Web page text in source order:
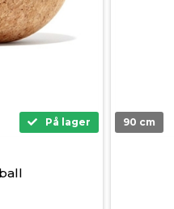
På lager 90 cm